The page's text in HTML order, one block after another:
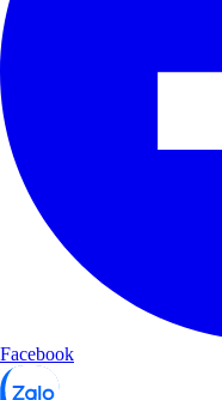
Facebook